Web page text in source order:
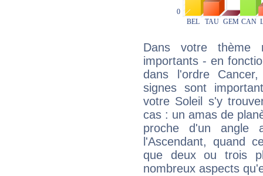
Dans votre thème
importants - en
dans l'ordre
signes sont
votre Soleil s'y
cas : un amas de
proche d'un
l'Ascendant, quand
que deux ou trois
nombreux aspects